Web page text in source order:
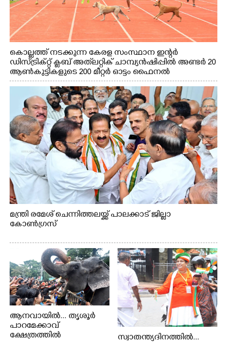
കൊല്ലത്ത് നടക്കുന്ന കേരള സംസ്ഥാന ഇന്റർ
ഡിസ്ട്രിക്റ്റ് ക്ലബ് അത്‌ലറ്റിക് ചാമ്പ്യൻഷിപ്പിൽ അണ്ടർ 20
ആൺകുട്ടികളുടെ 200 മീറ്റർ ഓട്ടം ഫൈനൽ
മത്സരത്തിനിടെ സിന്തറ്റിക് ട്രാക്കിന് കുറുകെ ഓടുന്ന
മന്ത്രി രമേശ് ചെന്നിത്തലയ്ക്ക് പാലക്കാട് ജില്ലാ
കോൺഗ്രസ്
ആനവായിൽ... തൃശൂർ
പാറമേക്കാവ്
ക്ഷേത്രത്തിൽ
സ്വാതന്ത്യദിനത്തിൽ...